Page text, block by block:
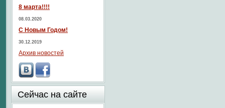
8 марта!!!!
08.03.2020
С Новым Годом!
30.12.2019
Архив новостей
Сейчас на сайте